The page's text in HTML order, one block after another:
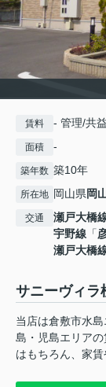
賃料 - 管理/共
面積 -
築年数 築10年
所在地 岡山県岡
交通 瀬戸大橋
宇野線 「
瀬戸大橋
サニーヴィラ
当店は倉敷市水
島・児島エリア
はもちろん、家賃